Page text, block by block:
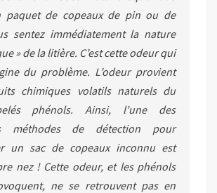
paquet de copeaux de pin ou de
sentez immédiatement la nature
» de la litière. C’est cette odeur qui
du problème. L’odeur provient
chimiques volatils naturels du
phénols. Ainsi, l’une des
méthodes de détection pour
un sac de copeaux inconnu est
nez ! Cette odeur, et les phénols
ne se retrouvent pas en